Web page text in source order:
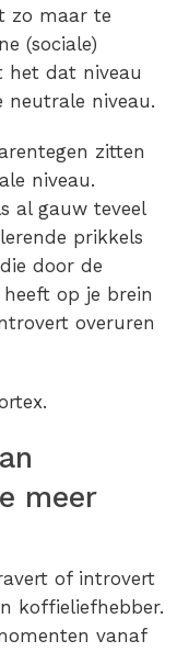
zo maar te
(sociale)
het dat niveau
niveau.
zitten
niveau.
al gauw teveel
prikkels
door de
op je brein
overuren
meer
of introvert
koffieliefhebber.
vanaf